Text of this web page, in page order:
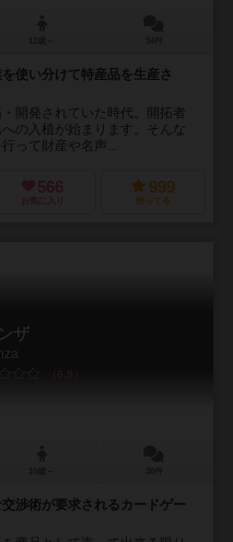
使い分けて特産品を生産さ
開発されていた時代。開拓者
の入植が始まります。そんな
って財産や名声...
566
お気に入り
999
持ってる
ザ
6.9
渉術が要求されるカードゲー